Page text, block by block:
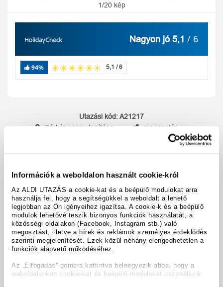
Információk a weboldalon használt cookie-król
Az ALDI UTAZÁS a cookie-kat és a beépülő modulokat arra
használja fel, hogy a segítségükkel a weboldalt a lehető
legjobban az Ön igényeihez igazítsa. A cookie-k és a beépülő
modulok lehetővé teszik bizonyos funkciók használatát, a
közösségi oldalakon (Facebook, Instagram stb.) való
megosztást, illetve a hírek és reklámok személyes érdeklődés
szerinti megjelenítését. Ezek közül néhány elengedhetetlen a
funkciók alapvető működéséhez.
Az „Elfogadás” gombra kattintva beleegyezik abba, hogy a
weboldalunkon cookie-kat és beépülő modulokat használjunk.
1/20 kép
Nagyon jó 5,1 / 6
94% 5,1 / 6
Utazási kód:A21217
Térkép megjelenítése
megosztás
A hotel részletei
Időpontok & árak
Copyright GIATA 2004 - 2026. Multilingual, powered by
www.giata.com for client no. 122148